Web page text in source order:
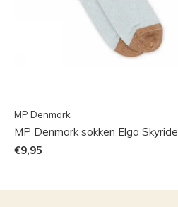
MP Denmark
MP Denmark sokken Elga Skyride
€9,95